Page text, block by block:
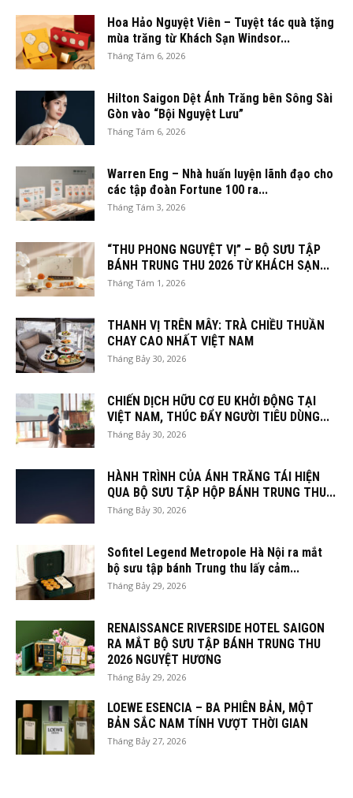
Hoa Hảo Nguyệt Viên – Tuyệt tác quà tặng
mùa trăng từ Khách Sạn Windsor...
Tháng Tám 6, 2026
Hilton Saigon Dệt Ánh Trăng bên Sông Sài
Gòn vào “Bội Nguyệt Lưu”
Tháng Tám 6, 2026
Warren Eng – Nhà huấn luyện lãnh đạo cho
các tập đoàn Fortune 100 ra...
Tháng Tám 3, 2026
“THU PHONG NGUYỆT VỊ” – BỘ SƯU TẬP
BÁNH TRUNG THU 2026 TỪ KHÁCH SẠN...
Tháng Tám 1, 2026
THANH VỊ TRÊN MÂY: TRÀ CHIỀU THUẦN
CHAY CAO NHẤT VIỆT NAM
Tháng Bảy 30, 2026
CHIẾN DỊCH HỮU CƠ EU KHỞI ĐỘNG TẠI
VIỆT NAM, THÚC ĐẨY NGƯỜI TIÊU DÙNG...
Tháng Bảy 30, 2026
HÀNH TRÌNH CỦA ÁNH TRĂNG TÁI HIỆN
QUA BỘ SƯU TẬP HỘP BÁNH TRUNG THU...
Tháng Bảy 30, 2026
Sofitel Legend Metropole Hà Nội ra mắt
bộ sưu tập bánh Trung thu lấy cảm...
Tháng Bảy 29, 2026
RENAISSANCE RIVERSIDE HOTEL SAIGON
RA MẮT BỘ SƯU TẬP BÁNH TRUNG THU
2026 NGUYỆT HƯƠNG
Tháng Bảy 29, 2026
LOEWE ESENCIA – BA PHIÊN BẢN, MỘT
BẢN SẮC NAM TÍNH VƯỢT THỜI GIAN
Tháng Bảy 27, 2026